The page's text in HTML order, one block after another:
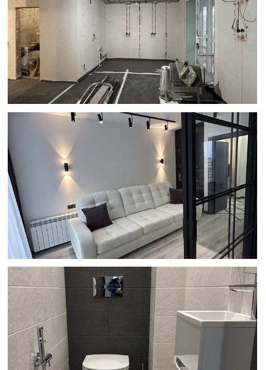
Оценку реальных возможностей.
Сразу скажем, что можно сделать
в вашей квартире, а что — нет.
Не обещаем невозможного
по картинкам из интернета.
Четкий список материалов. Вы
купите только необходимые товары
Гарантии и команду под
руководством прораба
(при
заключении дальнейшего договора
на ремонт). Закрепляем команду
и даем официальную гарантию.